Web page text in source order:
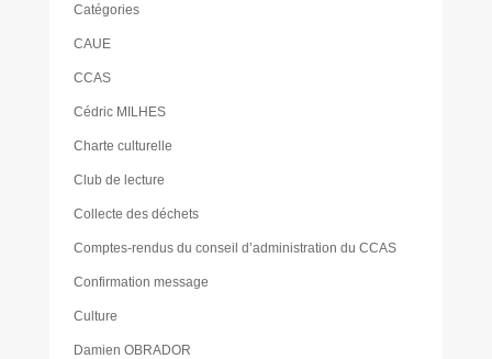
Catégories
CAUE
CCAS
Cédric MILHES
Charte culturelle
Club de lecture
Collecte des déchets
Comptes-rendus du conseil d’administration du CCAS
Confirmation message
Culture
Damien OBRADOR